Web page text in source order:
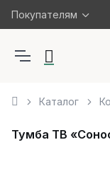
Покупателям
Каталог
Тумба ТВ